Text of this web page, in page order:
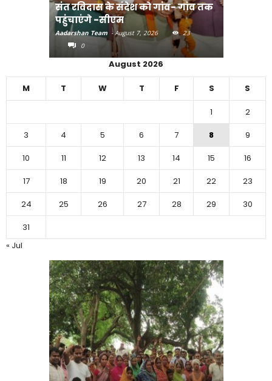
संत रविदास के संदेश को गांव- गांव तक
पहुंचाएंगे -सीएम
Aadarshan Team - August 7, 2026
23
0
August 2026
M T W T F S S
1
2
3
4 5 6 7 8
9
10
11 12 13 14 15
16
17
18 19 20 21 22
23
24
25 26 27 28 29
30
31
« Jul